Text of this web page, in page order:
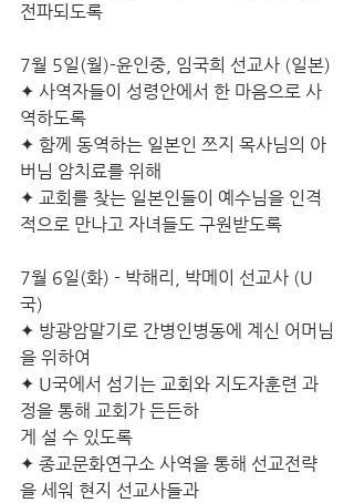
전파되도록
7월 5일(월)-윤인중, 임국희 선교사 (일본)
✦ 사역자들이 성령안에서 한 마음으로 사
역하도록
✦ 함께 동역하는 일본인 쯔지 목사님의 아
버님 암치료를 위해
✦ 교회를 찾는 일본인들이 예수님을 인격
적으로 만나고 자녀들도 구원받도록
7월 6일(화) - 박해리, 박메이 선교사 (U
국)
✦ 방광암말기로 간병인병동에 계신 어머님
을 위하여
✦ U국에서 섬기는 교회와 지도자훈련 과
정을 통해 교회가 든든하
게 설 수 있도록
✦ 종교문화연구소 사역을 통해 선교전략
을 세워 현지 선교사들과